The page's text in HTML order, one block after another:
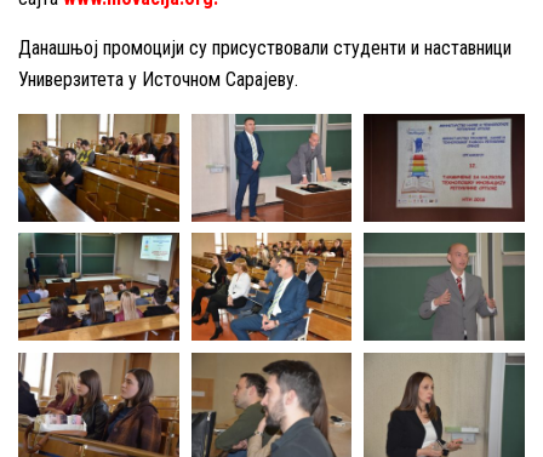
Данашњој промоцији су присуствовали студенти и наставници
Универзитета у Источном Сарајеву.